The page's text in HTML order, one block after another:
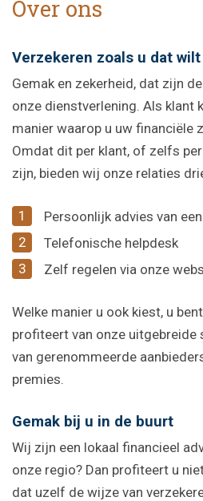
Over ons
Verzekeren zoals u dat wilt
Gemak en zekerheid, dat zijn
onze dienstverlening. Als klant
manier waarop u uw financiële
Omdat dit per klant, of zelfs
zijn, bieden wij onze relaties
Persoonlijk advies van
Telefonische helpdesk
Zelf regelen via onze
Welke manier u ook kiest, u
profiteert van onze uitgebreide
van gerenommeerde
premies.
Gemak bij u in de buurt
Wij zijn een lokaal financieel
onze regio? Dan profiteert u
dat uzelf de wijze van